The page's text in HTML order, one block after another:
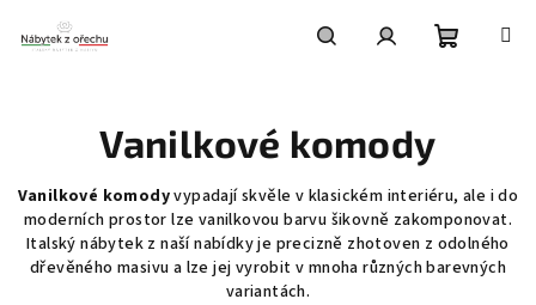
obsah
Vanilkové komody
Vanilkové komodyvypadají skvěle v klasickém interiéru, ale i do
moderních prostor lze vanilkovou barvu šikovně zakomponovat.
Italský nábytek z naší nabídky je precizně zhotoven z odolného
dřevěného masivu a lze jej vyrobit v mnoha různých barevných
variantách.